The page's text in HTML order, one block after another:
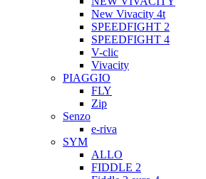
New Vivacity 4t
SPEEDFIGHT 2
SPEEDFIGHT 4
V-clic
Vivacity
PIAGGIO
FLY
Zip
Senzo
e-riva
SYM
ALLO
FIDDLE 2